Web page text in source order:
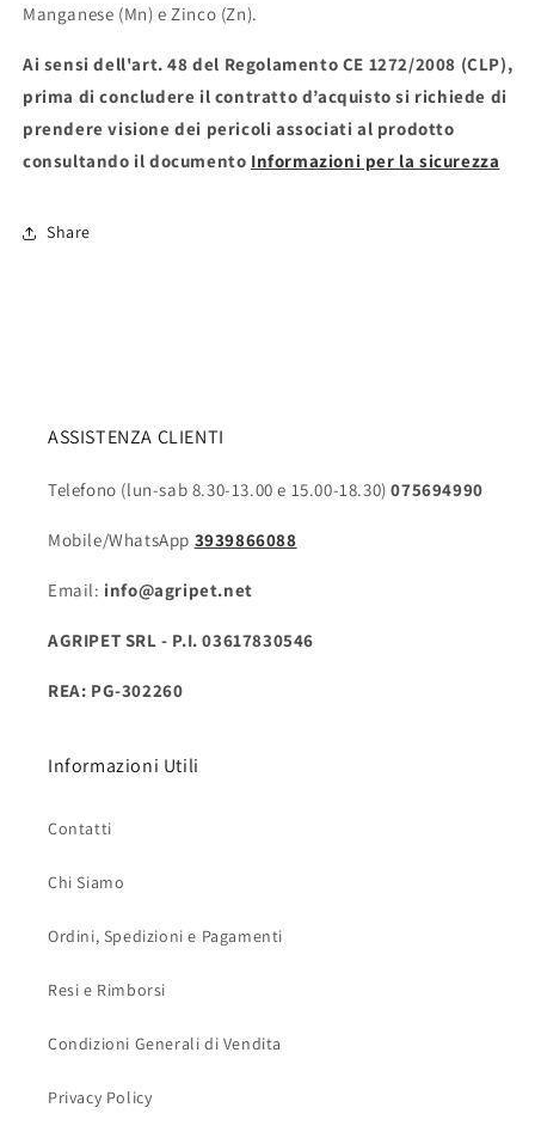
Manganese (Mn) e Zinco (Zn).
Ai sensi dell'art. 48 del Regolamento CE 1272/2008 (CLP),
prima di concludere il contratto d’acquisto si richiede di
prendere visione dei pericoli associati al prodotto
consultando il documento Informazioni per la sicurezza
Share
ASSISTENZA CLIENTI
Telefono (lun-sab 8.30-13.00 e 15.00-18.30)075694990
Mobile/WhatsApp 3939866088
Email: info@agripet.net
AGRIPET SRL - P.I. 03617830546
REA: PG-302260
Informazioni Utili
Contatti
Chi Siamo
Ordini, Spedizioni e Pagamenti
Resi e Rimborsi
Condizioni Generali di Vendita
Privacy Policy